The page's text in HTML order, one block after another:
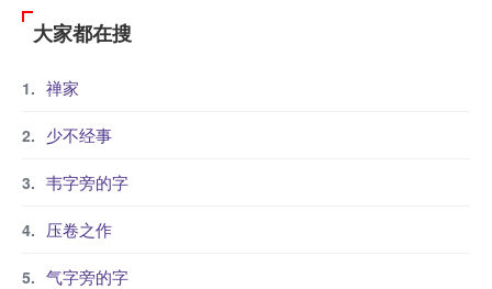
大家都在搜
禅家
少不经事
韦字旁的字
压卷之作
气字旁的字